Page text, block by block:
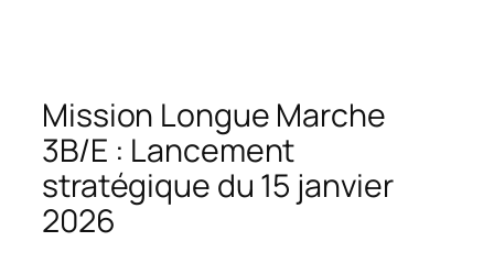
Mission Longue Marche
3B/E : Lancement
stratégique du 15 janvier
2026